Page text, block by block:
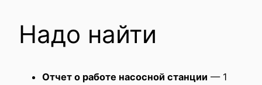
Надо найти
Отчет о работе насосной станции — 1